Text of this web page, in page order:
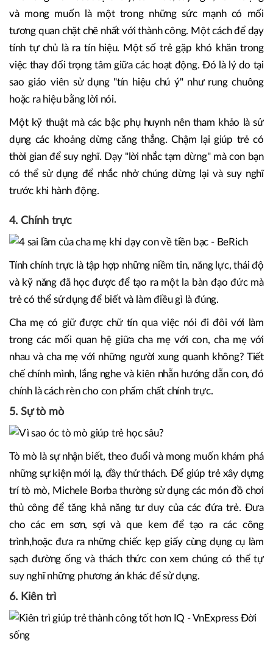
và mong muốn là một trong những sức mạnh có mối
tương quan chặt chẽ nhất với thành công. Một cách để dạy
tính tự chủ là ra tín hiệu. Một số trẻ gặp khó khăn trong
việc thay đổi trọng tâm giữa các hoạt động. Đó là lý do tại
sao giáo viên sử dụng "tín hiệu chú ý" như rung chuông
hoặc ra hiệu bằng lời nói.
Một kỹ thuật mà các bậc phụ huynh nên tham khảo là sử
dụng các khoảng dừng căng thẳng. Chậm lại giúp trẻ có
thời gian để suy nghĩ. Dạy "lời nhắc tạm dừng" mà con bạn
có thể sử dụng để nhắc nhở chúng dừng lại và suy nghĩ
trước khi hành động.
4. Chính trực
Tính chính trực là tập hợp những niềm tin, năng lực, thái độ
và kỹ năng đã học được để tạo ra một la bàn đạo đức mà
trẻ có thể sử dụng để biết và làm điều gì là đúng.
Cha mẹ có giữ được chữ tín qua việc nói đi đôi với làm
trong các mối quan hệ giữa cha mẹ với con, cha mẹ với
nhau và cha mẹ với những người xung quanh không? Tiết
chế chính mình, lắng nghe và kiên nhẫn hướng dẫn con, đó
chính là cách rèn cho con phẩm chất chính trực.
5. Sự tò mò
Tò mò là sự nhận biết, theo đuổi và mong muốn khám phá
những sự kiện mới lạ, đầy thử thách. Để giúp trẻ xây dựng
trí tò mò, Michele Borba thường sử dụng các món đồ chơi
thủ công để tăng khả năng tư duy của các đứa trẻ. Đưa
cho các em sơn, sợi và que kem để tạo ra các công
trình,hoặc đưa ra những chiếc kẹp giấy cùng dụng cụ làm
sạch đường ống và thách thức con xem chúng có thể tự
suy nghĩ những phương án khác để sử dụng.
6. Kiên trì